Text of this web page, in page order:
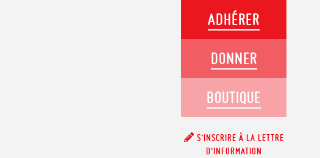
ADHÉRER
DONNER
BOUTIQUE
S’INSCRIRE À LA LETTRE
D’INFORMATION